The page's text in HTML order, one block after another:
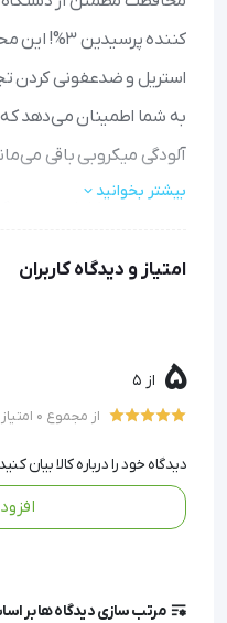
کننده
استریل و ضدعفونی کردن
به شما اطمینان می‌دهد که
آلودگی میکروبی باقی
دوره‌ای مواد
ایمنی بالا و بدون
و چندعامله، میکروب‌ها
بیماران تضمین می‌شود.
کاربری آسان: برای
مجاز دستگاه تماس
بیشتر بخوانید
امتیاز و دیدگاه کاربران
5 از 5
از مجموع 0 امتیاز
دیدگاه خود را درباره کالا بیان کنید
مرتب سازی دیدگاه ها بر